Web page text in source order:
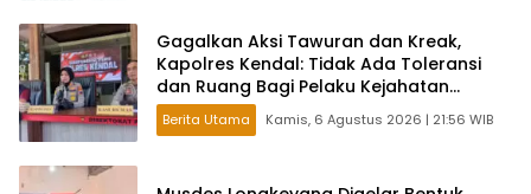
Gagalkan Aksi Tawuran dan Kreak,
Kapolres Kendal: Tidak Ada Toleransi
dan Ruang Bagi Pelaku Kejahatan
Jalanan
Berita Utama Kamis, 6 Agustus 2026 | 21:56 WIB